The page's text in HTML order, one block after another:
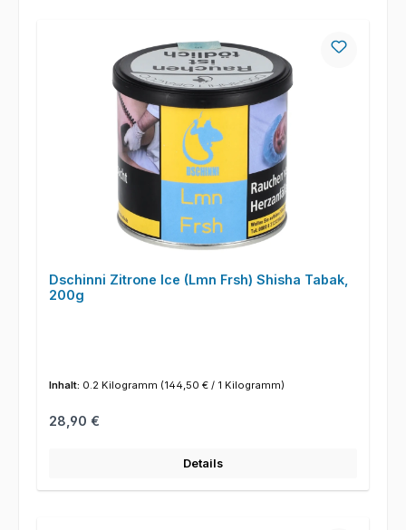
Dschinni Zitrone Ice (Lmn Frsh) Shisha Tabak,
200g
Inhalt: 0.2 Kilogramm (144,50 € / 1 Kilogramm)
Regulärer Preis:
28,90 €
Details